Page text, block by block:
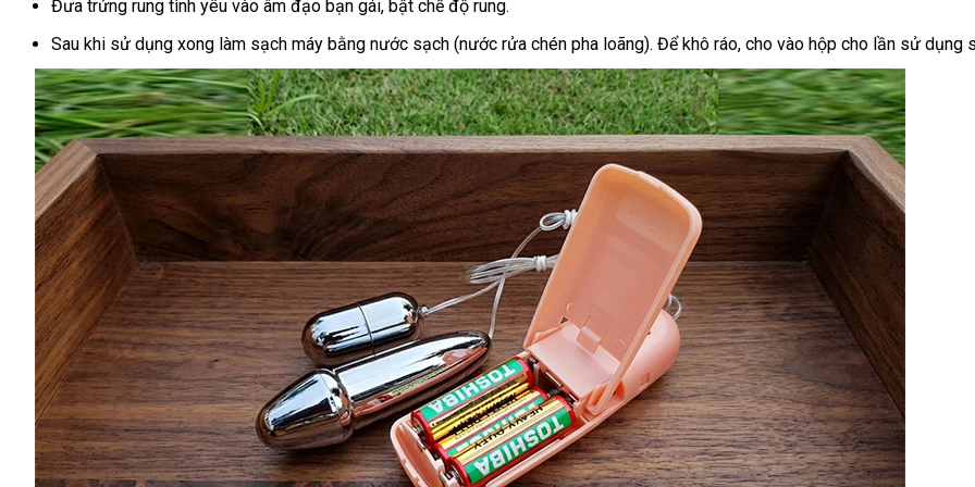
Đưa trứng rung tình yêu vào âm đạo bạn gái, bật chế độ rung.
Sau khi sử dụng xong làm sạch máy bằng nước sạch (nước rửa chén pha loãng). Để khô ráo, cho vào hộp cho lần sử dụng